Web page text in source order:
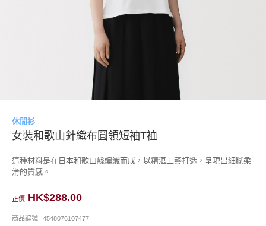
休閒衫
女裝和歌山針織布圓領短袖T裇
這種材料是在日本和歌山縣編織而成，以精湛工藝打造，呈現出細膩柔
滑的質感。
正價 HK$288.00
商品編號 4548076107477